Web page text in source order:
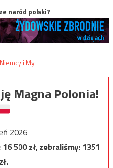
naród polski?
Magna Polonia!
2026
16 500zł, zebraliśmy:1351
zł.